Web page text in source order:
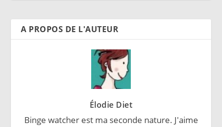
A PROPOS DE L'AUTEUR
Élodie Diet
Binge watcher est ma seconde nature. J'aime